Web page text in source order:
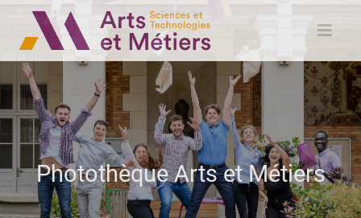
Photothèque Arts et Métiers